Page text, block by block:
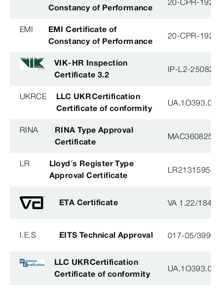
Constancy of Performance
20-CPR-192-
EMI
EMI Certificate of
Constancy of Performance
20-CPR-192-
VIK-HR Inspection
Certificate 3.2
IP-L2-250825
UKRCE
LLC UKRCertification
Certificate of conformity
RINA
RINA Type Approval
Certificate
LR
Lloyd´s Register Type
Approval Certificate
ETA Certificate VA 1.22/18407
I.E.S EITS Technical Approval 017-05/3990-
LLC UKRCertification
Certificate of conformity